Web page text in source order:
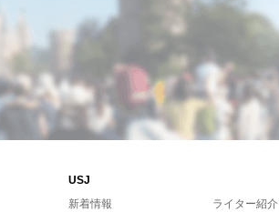
USJ
新着情報
ライター紹介